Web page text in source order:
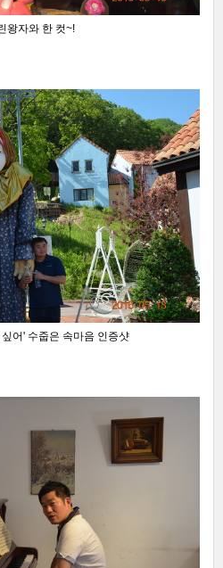
왕자와 한 컷~!
어' 수줍은 속마음 인증샷